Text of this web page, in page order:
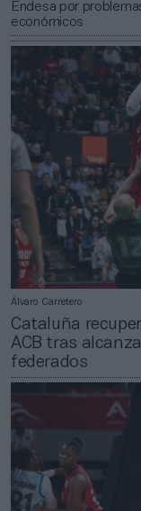
Endesa por
económicos
Álvaro Carretero
Cataluña
ACB tras
federados